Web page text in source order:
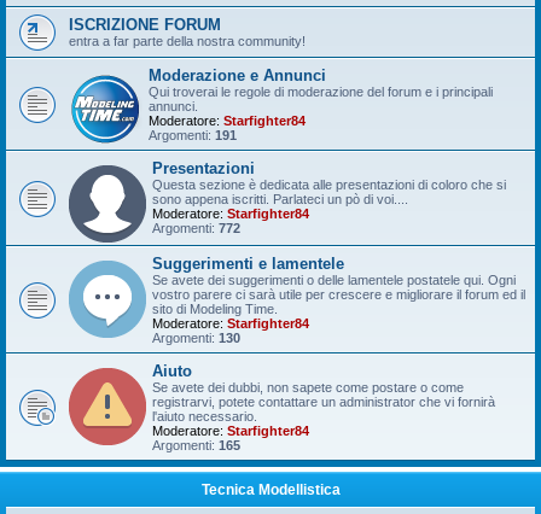
ISCRIZIONE FORUM
entra a far parte della nostra community!
Moderazione e Annunci
Qui troverai le regole di moderazione del forum e i principali
annunci.
Moderatore: Starfighter84
Argomenti: 191
Presentazioni
Questa sezione è dedicata alle presentazioni di coloro che si
sono appena iscritti. Parlateci un pò di voi....
Moderatore: Starfighter84
Argomenti: 772
Suggerimenti e lamentele
Se avete dei suggerimenti o delle lamentele postatele qui. Ogni
vostro parere ci sarà utile per crescere e migliorare il forum ed il
sito di Modeling Time.
Moderatore: Starfighter84
Argomenti: 130
Aiuto
Se avete dei dubbi, non sapete come postare o come
registrarvi, potete contattare un administrator che vi fornirà
l'aiuto necessario.
Moderatore: Starfighter84
Argomenti: 165
Tecnica Modellistica